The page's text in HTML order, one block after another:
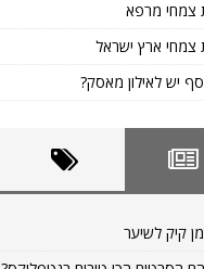
צמחי מרפא
צמחי ארץ ישראל
יש לאילון מאסק?
קיק לשיער